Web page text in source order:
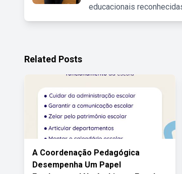
educacionais
Related Posts
A Coordenação Pedagógica
Desempenha Um Papel